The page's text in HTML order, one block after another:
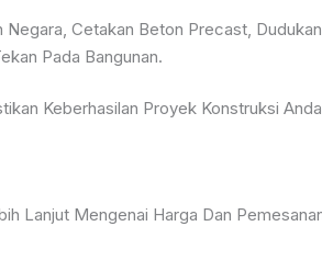
Cetakan Beton Precast,
Pada Bangunan.
Keberhasilan Proyek Konstruksi
Lanjut Mengenai Harga Dan